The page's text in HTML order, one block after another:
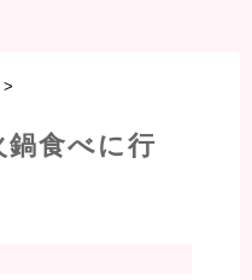
>
鍋食べに行